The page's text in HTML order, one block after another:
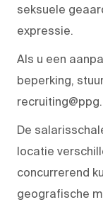
seksuele
expressie.
Als u een
beperking,
De
locatie
concurrerend
geografische